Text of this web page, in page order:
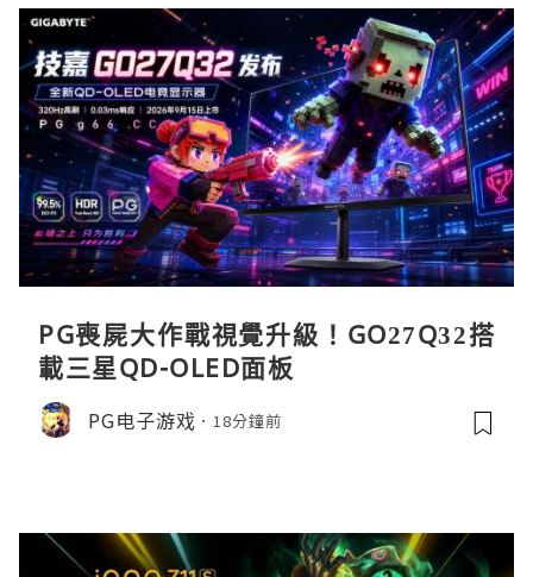
PG喪屍大作戰視覺升級！GO27Q32搭
載三星QD-OLED面板
PG电子游戏 18分鐘前